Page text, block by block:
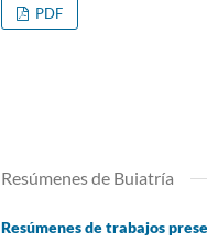
PDF
Resúmenes de Buiatría
Resúmenes de trabajos